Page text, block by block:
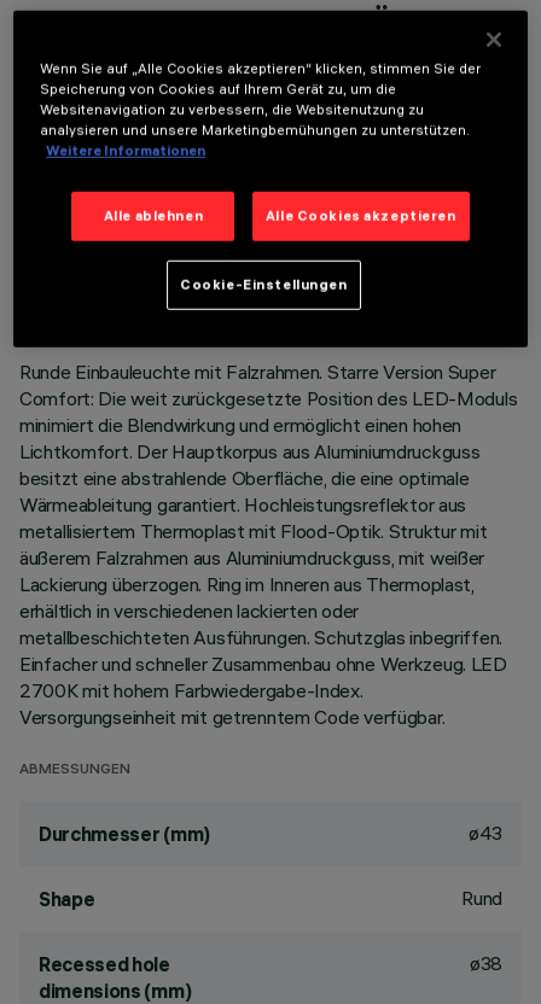
ERFORDERLICHES ZUBEHÖR
Um das Produkt ordnungsgemäß zu installieren und zu betreiben, muss eines der erforderlichen
Zubehörteile bestellt werden:
TECHNISCHE DATEN
LETZTES UPDATE: 05.08.2026
Runde Einbauleuchte mit Falzrahmen. Starre Version Super
Comfort: Die weit zurückgesetzte Position des LED-Moduls
minimiert die Blendwirkung und ermöglicht einen hohen
Lichtkomfort. Der Hauptkorpus aus Aluminiumdruckguss
besitzt eine abstrahlende Oberfläche, die eine optimale
Wärmeableitung garantiert. Hochleistungsreflektor aus
metallisiertem Thermoplast mit Flood-Optik. Struktur mit
äußerem Falzrahmen aus Aluminiumdruckguss, mit weißer
Lackierung überzogen. Ring im Inneren aus Thermoplast,
erhältlich in verschiedenen lackierten oder
metallbeschichteten Ausführungen. Schutzglas inbegriffen.
Einfacher und schneller Zusammenbau ohne Werkzeug. LED
2700K mit hohem Farbwiedergabe-Index.
Versorgungseinheit mit getrenntem Code verfügbar.
ABMESSUNGEN
Durchmesser (mm) ø43
Shape Rund
Recessed hole
dimensions (mm)
ø38
Wenn Sie auf „Alle Cookies akzeptieren“ klicken, stimmen Sie der
Speicherung von Cookies auf Ihrem Gerät zu, um die
Websitenavigation zu verbessern, die Websitenutzung zu
analysieren und unsere Marketingbemühungen zu unterstützen.
Weitere Informationen
Alle ablehnen Alle Cookies akzeptieren
Cookie-Einstellungen